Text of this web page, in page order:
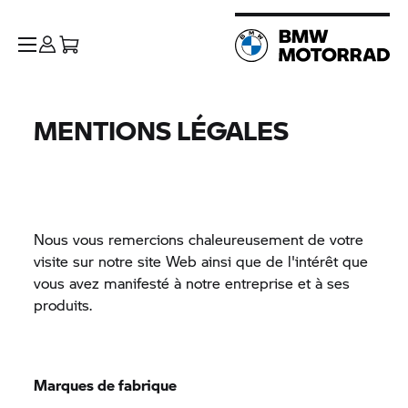
MENTIONS LÉGALES
Nous vous remercions chaleureusement de votre
visite sur notre site Web ainsi que de l'intérêt que
vous avez manifesté à notre entreprise et à ses
produits.
Marques de fabrique